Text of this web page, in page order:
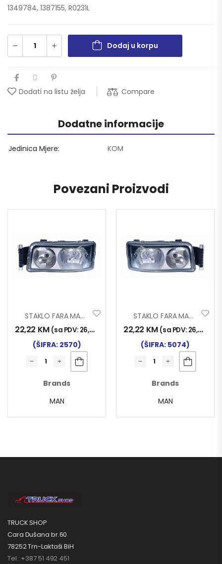
1349784, 1387155, R0231L
Dodaj u korpu
Dodati na listu želja Compare
Dodatne informacije
Jedinica Mjere KOM
Povezani Proizvodi
STAKLO FARA MAN TG-A LIJEVO
22,22 KM (sa PDV: 26,00
(ŠIFRA: 2570)
Brands
MAN
STAKLO FARA MAN TG-A DESNO
22,22 KM (sa PDV: 26,00
(ŠIFRA: 5074)
Brands
MAN
TRUCK SHOP
Cara Dušana br.60
78252 Trn-Laktaši BiH
Tel.: +387 51 492 451